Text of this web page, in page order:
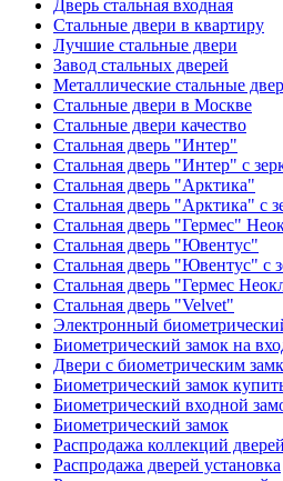
Дверь стальная входная
Стальные двери в квартиру
Лучшие стальные двери
Завод стальных дверей
Металлические стальные
Стальные двери в Москве
Стальные двери качество
Стальная дверь "Интер"
Стальная дверь "Интер" с
Стальная дверь "Арктика"
Стальная дверь "Арктика" с
Стальная дверь "Гермес"
Стальная дверь "Ювентус"
Стальная дверь "Ювентус" с
Стальная дверь "Гермес
Стальная дверь "Velvet"
Электронный
Биометрический замок на
Двери с биометрическим
Биометрический замок
Биометрический входной
Биометрический замок
Распродажа коллекций дверей
Распродажа дверей установка